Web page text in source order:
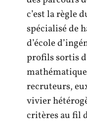
c’est la règle
spécialisé de
d’école
profils sortis
recruteurs,
vivier
critères au fil